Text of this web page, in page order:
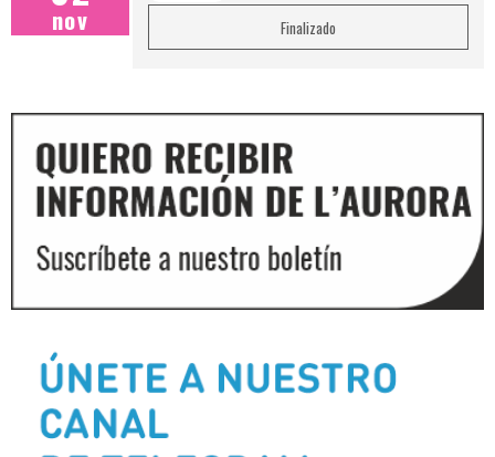
nov Finalizado